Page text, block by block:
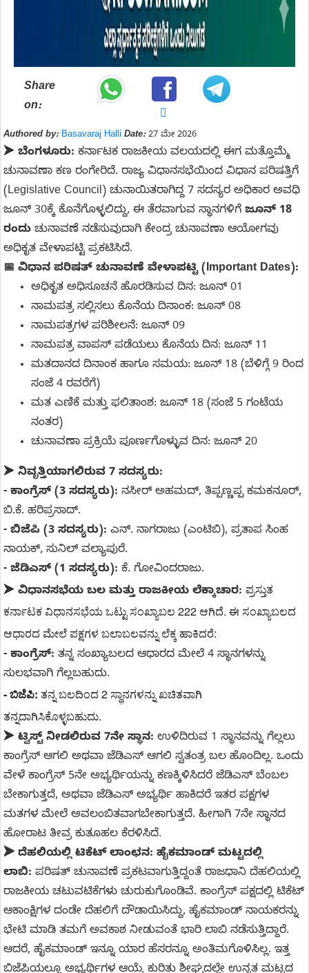
Share
on:
Authored by: Basavaraj Halli Date:27 ಮೇ 2026
➤ ಬೆಂಗಳೂರು: ಕರ್ನಾಟಕ ರಾಜಕೀಯ ವಲಯದಲ್ಲಿ ಈಗ ಮತ್ತೊಮ್ಮೆ
ಚುನಾವಣಾ ಕಣ ರಂಗೇರಿದೆ. ರಾಜ್ಯ ವಿಧಾನಸಭೆಯಿಂದ ವಿಧಾನ ಪರಿಷತ್ತಿಗೆ
(Legislative Council) ಚುನಾಯಿತರಾಗಿದ್ದ 7 ಸದಸ್ಯರ ಅಧಿಕಾರ ಅವಧಿ
ಜೂನ್ 30ಕ್ಕೆ ಕೊನೆಗೊಳ್ಳಲಿದ್ದು, ಈ ತೆರವಾಗುವ ಸ್ಥಾನಗಳಿಗೆ ಜೂನ್ 18
ರಂದು ಚುನಾವಣೆ ನಡೆಸುವುದಾಗಿ ಕೇಂದ್ರ ಚುನಾವಣಾ ಆಯೋಗವು
ಅಧಿಕೃತ ವೇಳಾಪಟ್ಟಿ ಪ್ರಕಟಿಸಿದೆ.
📅 ವಿಧಾನ ಪರಿಷತ್ ಚುನಾವಣೆ ವೇಳಾಪಟ್ಟಿ (Important Dates):
ಅಧಿಕೃತ ಅಧಿಸೂಚನೆ ಹೊರಡಿಸುವ ದಿನ: ಜೂನ್ 01
ನಾಮಪತ್ರ ಸಲ್ಲಿಸಲು ಕೊನೆಯ ದಿನಾಂಕ: ಜೂನ್ 08
ನಾಮಪತ್ರಗಳ ಪರಿಶೀಲನೆ: ಜೂನ್ 09
ನಾಮಪತ್ರ ವಾಪಸ್ ಪಡೆಯಲು ಕೊನೆಯ ದಿನ: ಜೂನ್ 11
ಮತದಾನದ ದಿನಾಂಕ ಹಾಗೂ ಸಮಯ: ಜೂನ್ 18 (ಬೆಳಿಗ್ಗೆ 9 ರಿಂದ
ಸಂಜೆ 4 ರವರೆಗೆ)
ಮತ ಎಣಿಕೆ ಮತ್ತು ಫಲಿತಾಂಶ: ಜೂನ್ 18 (ಸಂಜೆ 5 ಗಂಟೆಯ
ನಂತರ)
ಚುನಾವಣಾ ಪ್ರಕ್ರಿಯೆ ಪೂರ್ಣಗೊಳ್ಳುವ ದಿನ: ಜೂನ್ 20
➤ ನಿವೃತ್ತಿಯಾಗಲಿರುವ 7 ಸದಸ್ಯರು:
- ಕಾಂಗ್ರೆಸ್ (3 ಸದಸ್ಯರು): ನಸೀರ್ ಅಹಮದ್, ತಿಪ್ಪಣ್ಣಪ್ಪ ಕಮಕನೂರ್,
ಬಿ.ಕೆ. ಹರಿಪ್ರಸಾದ್.
- ಬಿಜೆಪಿ (3 ಸದಸ್ಯರು): ಎನ್. ನಾಗರಾಜು (ಎಂಟಿಬಿ), ಪ್ರತಾಪ ಸಿಂಹ
ನಾಯಕ್, ಸುನಿಲ್ ವಲ್ಯಾಪುರೆ.
- ಜೆಡಿಎಸ್ (1 ಸದಸ್ಯರು): ಕೆ. ಗೋವಿಂದರಾಜು.
➤ ವಿಧಾನಸಭೆಯ ಬಲ ಮತ್ತು ರಾಜಕೀಯ ಲೆಕ್ಕಾಚಾರ: ಪ್ರಸ್ತುತ
ಕರ್ನಾಟಕ ವಿಧಾನಸಭೆಯ ಒಟ್ಟು ಸಂಖ್ಯಾಬಲ 222 ಆಗಿದೆ. ಈ ಸಂಖ್ಯಾಬಲದ
ಆಧಾರದ ಮೇಲೆ ಪಕ್ಷಗಳ ಬಲಾಬಲವನ್ನು ಲೆಕ್ಕ ಹಾಕಿದರೆ:
- ಕಾಂಗ್ರೆಸ್: ತನ್ನ ಸಂಖ್ಯಾಬಲದ ಆಧಾರದ ಮೇಲೆ 4 ಸ್ಥಾನಗಳನ್ನು
ಸುಲಭವಾಗಿ ಗೆಲ್ಲಬಹುದು.
- ಬಿಜೆಪಿ: ತನ್ನ ಬಲದಿಂದ 2 ಸ್ಥಾನಗಳನ್ನು ಖಚಿತವಾಗಿ
ತನ್ನದಾಗಿಸಿಕೊಳ್ಳಬಹುದು.
➤ ಟ್ವಿಸ್ಟ್ ನೀಡಲಿರುವ 7ನೇ ಸ್ಥಾನ: ಉಳಿದಿರುವ 1 ಸ್ಥಾನವನ್ನು ಗೆಲ್ಲಲು
ಕಾಂಗ್ರೆಸ್ ಆಗಲಿ ಅಥವಾ ಜೆಡಿಎಸ್ ಆಗಲಿ ಸ್ವತಂತ್ರ ಬಲ ಹೊಂದಿಲ್ಲ. ಒಂದು
ವೇಳೆ ಕಾಂಗ್ರೆಸ್ 5ನೇ ಅಭ್ಯರ್ಥಿಯನ್ನು ಕಣಕ್ಕಿಳಿಸಿದರೆ ಜೆಡಿಎಸ್ ಬೆಂಬಲ
ಬೇಕಾಗುತ್ತದೆ, ಅಥವಾ ಜೆಡಿಎಸ್ ಅಭ್ಯರ್ಥಿ ಹಾಕಿದರೆ ಇತರ ಪಕ್ಷಗಳ
ಮತಗಳ ಮೇಲೆ ಅವಲಂಬಿತವಾಗಬೇಕಾಗುತ್ತದೆ. ಹೀಗಾಗಿ 7ನೇ ಸ್ಥಾನದ
ಹೋರಾಟ ತೀವ್ರ ಕುತೂಹಲ ಕೆರಳಿಸಿದೆ.
➤ ದೆಹಲಿಯಲ್ಲಿ ಟಿಕೆಟ್ ಲಾಂಛನ: ಹೈಕಮಾಂಡ್ ಮಟ್ಟದಲ್ಲಿ
ಲಾಬಿ: ಪರಿಷತ್ ಚುನಾವಣೆ ಪ್ರಕಟವಾಗುತ್ತಿದ್ದಂತೆ ರಾಜಧಾನಿ ದೆಹಲಿಯಲ್ಲಿ
ರಾಜಕೀಯ ಚಟುವಟಿಕೆಗಳು ಚುರುಕುಗೊಂಡಿವೆ. ಕಾಂಗ್ರೆಸ್ ಪಕ್ಷದಲ್ಲಿ ಟಿಕೆಟ್
ಆಕಾಂಕ್ಷಿಗಳ ದಂಡೇ ದೆಹಲಿಗೆ ದೌಡಾಯಿಸಿದ್ದು, ಹೈಕಮಾಂಡ್ ನಾಯಕರನ್ನು
ಭೇಟಿ ಮಾಡಿ ತಮಗೆ ಅವಕಾಶ ನೀಡುವಂತೆ ಭಾರಿ ಲಾಬಿ ನಡೆಸುತ್ತಿದ್ದಾರೆ.
ಆದರೆ, ಹೈಕಮಾಂಡ್ ಇನ್ನೂ ಯಾರ ಹೆಸರನ್ನೂ ಅಂತಿಮಗೊಳಿಸಿಲ್ಲ. ಇತ್ತ